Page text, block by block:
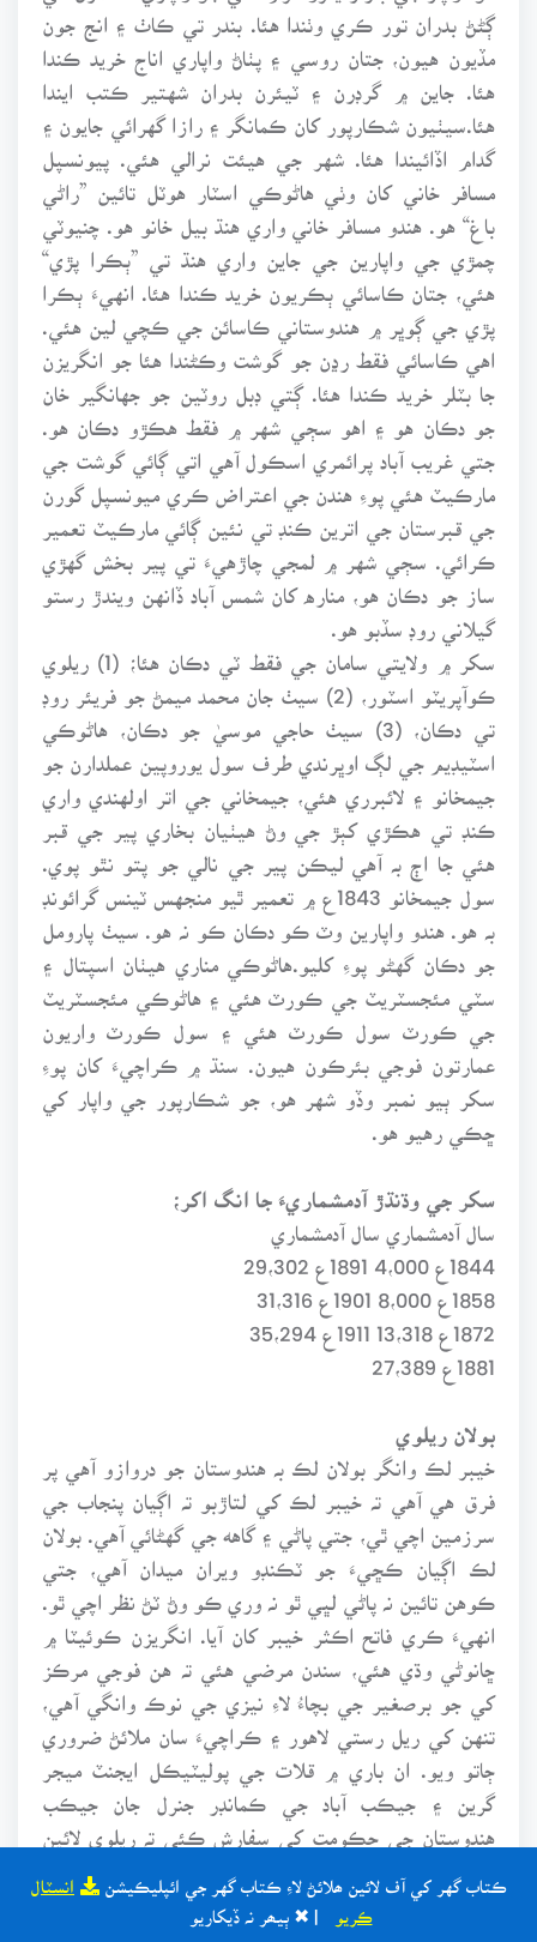
ڪتاب گهر کي آف لائين ھلائڻ لاءِ ڪتاب گهر جي ائپليڪيشن انسٽال
| ✖ ٻيھر نہ ڏيکاريو
ڳڻڻ بدران تور ڪري وٺندا هئا. بندر تي ڪاٺ ۽ انج جون
مڏيون هيون، جتان روسي ۽ پٺاڻ واپاري اناج خريد ڪندا
هئا. جاين ۾ گرڊرن ۽ ٽيئرن بدران شهتير ڪتب ايندا
هئا.سيٺيون شڪارپور کان ڪمانگر ۽ رازا گهرائي جايون ۽
گدام اڏائيندا هئا. شهر جي هيئت نرالي هئي. پيونسپل
مسافر خاني کان وٺي هاڻوڪي اسٽار هوٽل تائين ”راڻي
باغ“ هو. هندو مسافر خاني واري هنڌ بيل خانو هو. چنيوٽي
چمڙي جي واپارين جي جاين واري هنڌ تي ”ٻڪرا پڙي“
هئي، جتان ڪاسائي ٻڪريون خريد ڪندا هئا. انهيءَ ٻڪرا
پڙي جي ڳوڀر ۾ هندوستاني ڪاسائن جي ڪچي لين هئي.
اهي ڪاسائي فقط رڍن جو گوشت وڪڻندا هئا جو انگريزن
جا بٽلر خريد ڪندا هئا. ڳتي ڊبل روٽين جو جهانگير خان
جو دڪان هو ۽ اهو سڄي شهر ۾ فقط هڪڙو دڪان هو.
جتي غريب آباد پرائمري اسڪول آهي اتي ڳائي گوشت جي
مارڪيٽ هئي پوءِ هندن جي اعتراض ڪري ميونسپل گورن
جي قبرستان جي اترين ڪنڊ تي نئين ڳائي مارڪيٽ تعمير
ڪرائي. سڄي شهر ۾ لمجي چاڙهيءَ تي پير بخش گهڙي
ساز جو دڪان هو، مناره کان شمس آباد ڏانهن ويندڙ رستو
گيلاني روڊ سڏبو هو.
سکر ۾ ولايتي سامان جي فقط ٽي دڪان هئا؛ (1) ريلوي
ڪوآپريٽو اسٽور، (2) سيٺ جان محمد ميمڻ جو فريئر روڊ
تي دڪان، (3) سيٺ حاجي موسيٰ جو دڪان، هاڻوڪي
اسٽيڊيم جي لڳ اوڀرندي طرف سول يوروپين عملدارن جو
جيمخانو ۽ لائبرري هئي، جيمخاني جي اتر اولهندي واري
ڪنڊ تي هڪڙي کٻڙ جي وڻ هيٺيان بخاري پير جي قبر
هئي جا اڄ بہ آهي ليڪن پير جي نالي جو پتو نٿو پوي.
سول جيمخانو 1843ع ۾ تعمير ٿيو منجهس ٽينس گرائونڊ
بہ هو. هندو واپارين وٽ ڪو دڪان ڪو نہ هو. سيٺ پارومل
جو دڪان گهڻو پوءِ کليو.هاڻوڪي مناري هيٺان اسپتال ۽
سٽي مئجسٽريٽ جي ڪورٽ هئي ۽ هاڻوڪي مئجسٽريٽ
جي ڪورٽ سول ڪورٽ هئي ۽ سول ڪورٽ واريون
عمارتون فوجي بئرڪون هيون. سنڌ ۾ ڪراچيءَ کان پوءِ
سکر ٻيو نمبر وڏو شهر هو، جو شڪارپور جي واپار کي
سکر جي وڌنڌڙ آدمشماريءَ جا انگ اکر؛
سال آدمشماري سال آدمشماري
1844ع 4،000 1891ع 29،302
1858ع 8،000 1901ع 31،316
1872ع 13،318 1911ع 35،294
1881ع 27،389
بولان ريلوي
خيبر لڪ وانگر بولان لڪ بہ هندوستان جو دروازو آهي پر
فرق هي آهي تہ خيبر لڪ کي لتاڙبو تہ اڳيان پنجاب جي
سرزمين اچي ٿي، جتي پاڻي ۽ گاهه جي گهڻائي آهي. بولان
لڪ اڳيان ڪڇيءَ جو ٽڪنڊو ويران ميدان آهي، جتي
ڪوهن تائين نہ پاڻي لڀي ٿو نہ وري ڪو وڻ ٽڻ نظر اچي ٿو.
انهيءَ ڪري فاتح اڪثر خيبر کان آيا. انگريزن ڪوئيٽا ۾
ڇانوڻي وڌي هئي، سندن مرضي هئي تہ هن فوجي مرڪز
کي جو برصغير جي بچاءُ لاءِ نيزي جي نوڪ وانگي آهي،
تنهن کي ريل رستي لاهور ۽ ڪراچيءَ سان ملائڻ ضروري
ڄاتو ويو. ان باري ۾ قلات جي پوليٽيڪل ايجنٽ ميجر
گرين ۽ جيڪب آباد جي ڪمانڊر جنرل جان جيڪب
هندوستان جي حڪومت کي سفارش ڪئي تہ ريلوي لائين
جي حامل آهي. جود برٽش حڪومت کي تلخ تجربا ياد هئا،
جيڪي برٽش فوجين کي 1839ع ۾ هتان لزگهندي پيش آيا